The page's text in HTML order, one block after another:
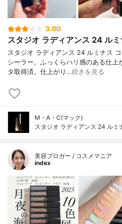
3.00
スタジオ ラディアンス 24 ル
スタジオ ラディアンス 24 ルミナス
シーラー。ふっくらハリ感のある仕
タ取得済。仕上がり…続きを見る
M・A・C(マック)
スタジオ ラディアンス 24 ルミ
美容ブロガー / コスメマニア
index